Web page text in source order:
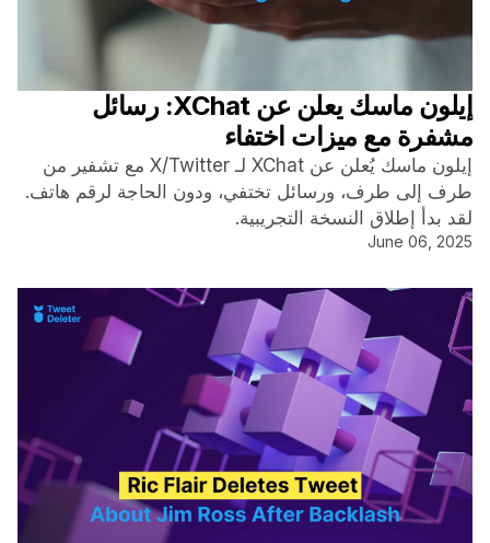
إيلون ماسك يعلن عن XChat: رسائل
مشفرة مع ميزات اختفاء
إيلون ماسك يُعلن عن XChat لـ X/Twitter مع تشفير من
طرف إلى طرف، ورسائل تختفي، ودون الحاجة لرقم هاتف.
لقد بدأ إطلاق النسخة التجريبية.
June 06, 2025